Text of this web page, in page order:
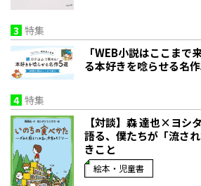
3 特集
「WEB小説はここまで
る本好きを唸らせる名
4 特集
【対談】森 達也×ヨシ
語る、僕たちが「流さ
きこと
絵本・児童書